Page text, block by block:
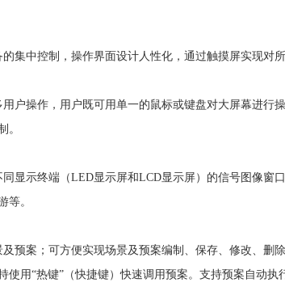
集中控制，操作界面设计人性化，通过触摸屏实现对所
户操作，用户既可用单一的鼠标或键盘对大屏幕进行
。
显示终端（LED显示屏和LCD显示屏）的信号图像窗
等。
预案；可方便实现场景及预案编制、保存、修改、删
用“热键”（快捷键）快速调用预案。支持预案自动执